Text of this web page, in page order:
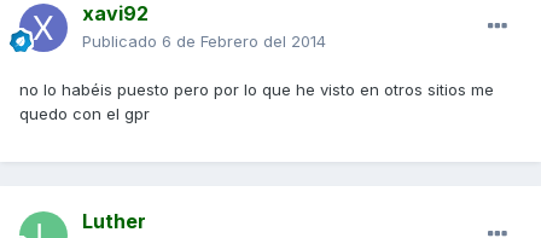
xavi92
Publicado 6 de Febrero del 2014
no lo habéis puesto pero por lo que he visto en otros sitios me
quedo con el gpr
Luther